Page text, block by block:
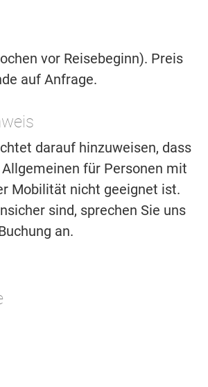
vor Reisebeginn). Preis
auf Anfrage.
darauf hinzuweisen, dass
für Personen mit
Mobilität nicht geeignet ist.
sind, sprechen Sie uns
an.